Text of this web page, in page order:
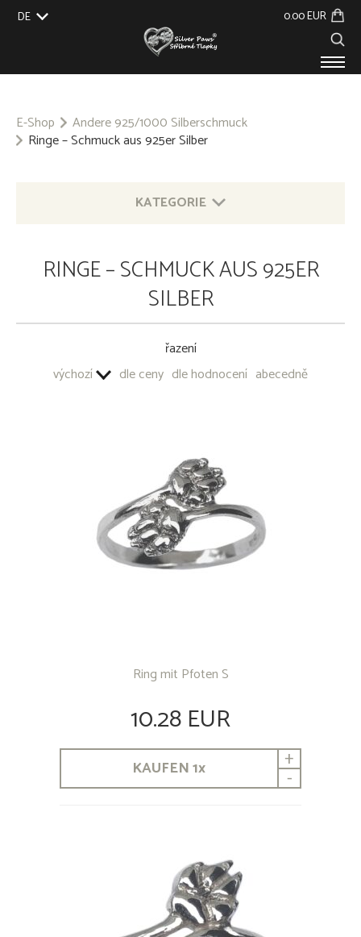
DE
0.00 EUR
E-Shop
Andere 925/1000 Silberschmuck
Ringe – Schmuck aus 925er Silber
KATEGORIE
ANDERE 925/1000 SILBERSCHMUCK
SCHLÜSSELANHÄNGER - ALLGEMEINES METALL
RINGE – SCHMUCK AUS 925ER
SILBER
řazení
výchozí
dle ceny dle hodnocení abecedně
Ring mit Pfoten S
10.28 EUR
KAUFEN1x +
-